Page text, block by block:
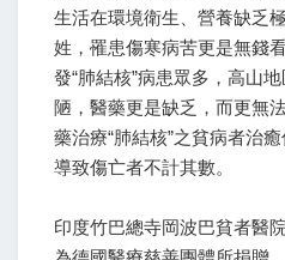
生活在環境衛生、營養缺乏
姓，罹患傷寒病苦更是無錢
發“肺結核”病患眾多，高山
陋，醫藥更是缺乏，而更無
藥治療“肺結核”之貧病者治
導致傷亡者不計其數。
印度竹巴總寺岡波巴貧者醫